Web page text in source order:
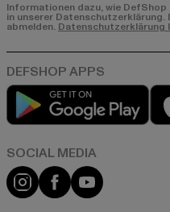
Informationen dazu, wie
in unserer
abmelden. Datenschutzerklärung
Instagram
FacebookYouTube